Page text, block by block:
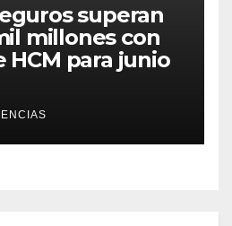
superan
millones con
HCM para junio